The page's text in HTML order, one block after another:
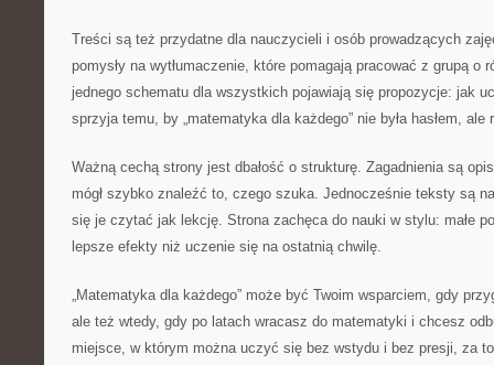
Treści są też przydatne dla nauczycieli i osób prowadzących
pomysły na wytłumaczenie, które pomagają pracować z grupą o
jednego schematu dla wszystkich pojawiają się propozycje: jak
sprzyja temu, by „matematyka dla każdego” nie była hasłem, ale
Ważną cechą strony jest dbałość o strukturę. Zagadnienia są
mógł szybko znaleźć to, czego szuka. Jednocześnie teksty są
się je czytać jak lekcję. Strona zachęca do nauki w stylu: małe
lepsze efekty niż uczenie się na ostatnią chwilę.
„Matematyka dla każdego” może być Twoim wsparciem, gdy
ale też wtedy, gdy po latach wracasz do matematyki i chcesz
miejsce, w którym można uczyć się bez wstydu i bez presji, za